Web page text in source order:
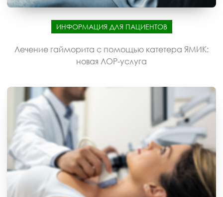
ИНФОРМАЦИЯ ДЛЯ ПАЦИЕНТОВ
Лечение гайморита с помощью катетера ЯМИК:
новая ЛОР-услуга